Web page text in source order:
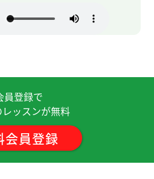
给我说例句，所以很容易明
我也很开心和您一起学习。
)
导我，谢谢您！下次再聊！
員登録で
ッスンが無料
会員登録